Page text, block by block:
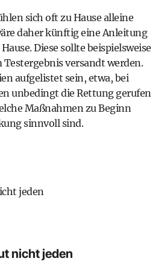
sich oft zu Hause alleine
daher künftig eine Anleitung
Diese sollte beispielsweise
versandt werden.
aufgelistet sein, etwa, bei
unbedingt die Rettung gerufen
Maßnahmen zu Beginn
sinnvoll sind.
jeden
nicht jeden